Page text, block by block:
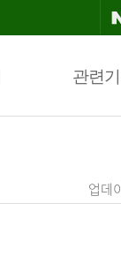
관련
업데